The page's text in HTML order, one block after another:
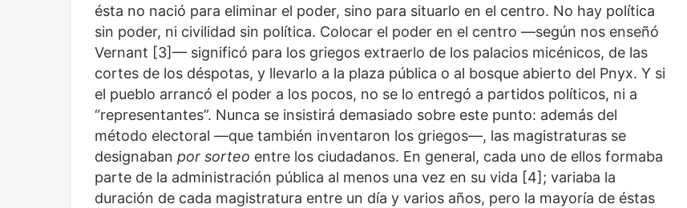
ésta no nació para eliminar el poder, sino para situarlo en el centro. No hay política
sin poder, ni civilidad sin política. Colocar el poder en el centro —según nos enseñó
Vernant [3]— significó para los griegos extraerlo de los palacios micénicos, de las
cortes de los déspotas, y llevarlo a la plaza pública o al bosque abierto del Pnyx. Y si
el pueblo arrancó el poder a los pocos, no se lo entregó a partidos políticos, ni a
“representantes”. Nunca se insistirá demasiado sobre este punto: además del
método electoral —que también inventaron los griegos—, las magistraturas se
designaban por sorteo entre los ciudadanos. En general, cada uno de ellos formaba
parte de la administración pública al menos una vez en su vida [4]; variaba la
duración de cada magistratura entre un día y varios años, pero la mayoría de éstas